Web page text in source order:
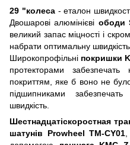
29 "колеса- еталон швидкості
Двошарові алюмінієві ободи
великий запас міцності і
набрати оптимальну
Широкопрофільні покришки
протекторами
покриттям, яке б воно не
підшипниками
швидкість.
Шестнадцатіскоростная
шатунів Prowheel TM-CY01